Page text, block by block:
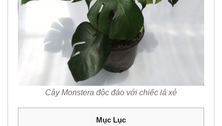
Cây Monstera độc đáo với chiếc lá xẻ
Mục Lục